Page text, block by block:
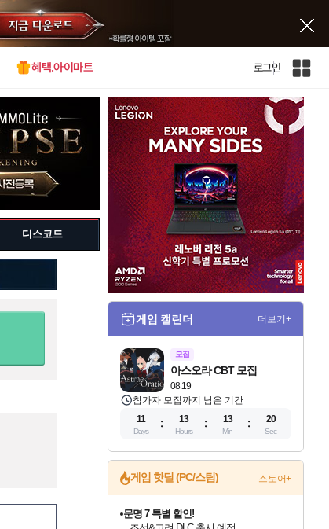
혜택.아이마트 로그인
인
전
체
사
이
트
맵
디스코드
게임 캘린더 더보기+
모집
08.19
아스오라 CBT 모집
참가자 모집까지 남은 기간
11
Days
13
Hours
13
Min
20
Sec
게임 핫딜 (PC/스팀) 스토어+
문명 7 특별 할인!
조선&고려 DLC 출시 예정
50%할인&추가 적립까지!
마블 투혼 파이팅 소울즈 정식출시!